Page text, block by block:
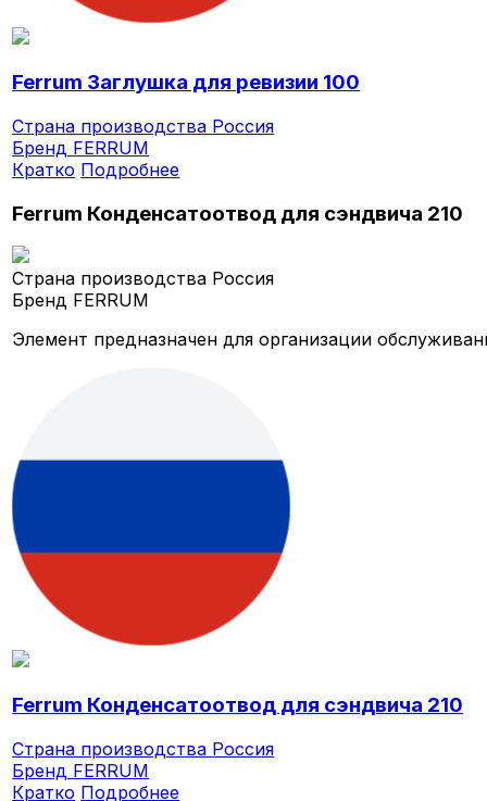
Ferrum Заглушка для ревизии 100
Страна производства Россия
Бренд FERRUM
Кратко Подробнее
Ferrum Конденсатоотвод для сэндвича 210
Страна производства Россия
Бренд FERRUM
Элемент предназначен для организации
Ferrum Конденсатоотвод для сэндвича 210
Страна производства Россия
Бренд FERRUM
Кратко Подробнее